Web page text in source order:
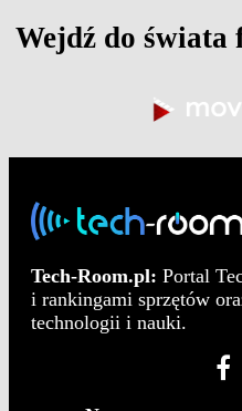
Wejdź do
Tech-Room.pl: Portal
i rankingami sprzętów
technologii i nauki.